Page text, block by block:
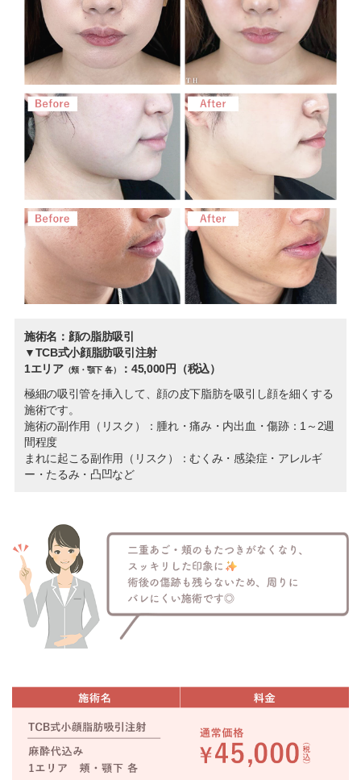
施術名：顔の脂肪吸引
▼TCB式小顔脂肪吸引注射
1エリア （頬・顎下 各）
：45,000円（税込）
極細の吸引管を挿入して、顔の皮下脂肪を吸引し顔を細くする
施術です。
施術の副作用（リスク）：腫れ・痛み・内出血・傷跡：1～2週
間程度
まれに起こる副作用（リスク）：むくみ・感染症・アレルギ
ー・たるみ・凸凹など